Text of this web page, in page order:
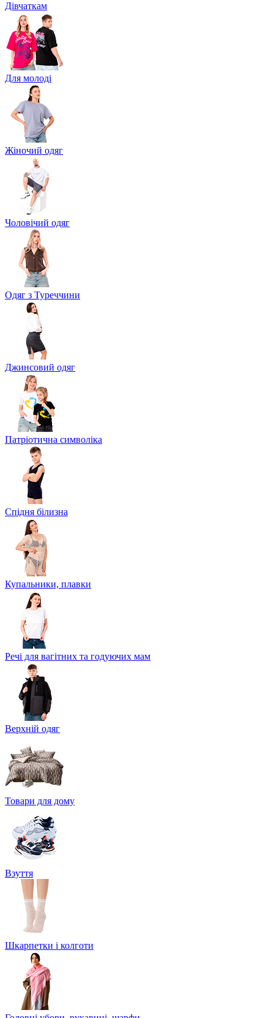
Дівчаткам
Для молоді
Жіночий одяг
Чоловічий одяг
Одяг з Туреччини
Джинсовий одяг
Патріотична символіка
Спідня білизна
Купальники, плавки
Речі для вагітних та годуючих мам
Верхній одяг
Товари для дому
Взуття
Шкарпетки і колготи